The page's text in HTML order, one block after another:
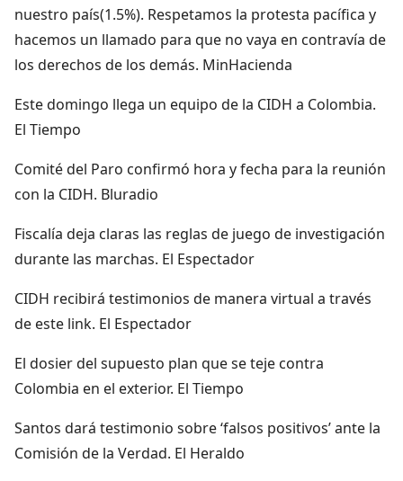
nuestro país(1.5%). Respetamos la protesta pacífica y
hacemos un llamado para que no vaya en contravía de
los derechos de los demás. MinHacienda
Este domingo llega un equipo de la CIDH a Colombia.
El Tiempo
Comité del Paro confirmó hora y fecha para la reunión
con la CIDH. Bluradio
Fiscalía deja claras las reglas de juego de investigación
durante las marchas. El Espectador
CIDH recibirá testimonios de manera virtual a través
de este link. El Espectador
El dosier del supuesto plan que se teje contra
Colombia en el exterior. El Tiempo
Santos dará testimonio sobre ‘falsos positivos’ ante la
Comisión de la Verdad. El Heraldo